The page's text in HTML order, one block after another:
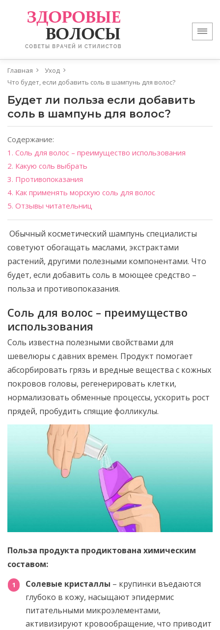
Главная
Уход
Что будет, если добавить соль в шампунь для волос?
Будет ли польза если добавить
соль в шампунь для волос?
Содержание:
1. Соль для волос – преимущество использования
2. Какую соль выбрать
3. Противопоказания
4. Как применять морскую соль для волос
5. Отзывы читательниц
Обычный косметический шампунь специалисты
советуют обогащать маслами, экстрактами
растений, другими полезными компонентами. Что
будет, если добавить соль в моющее средство –
польза и противопоказания.
Соль для волос – преимущество
использования
Соль известна полезными свойствами для
шевелюры с давних времен. Продукт помогает
абсорбировать грязь и вредные вещества с кожных
покровов головы, регенерировать клетки,
нормализовать обменные процессы, ускорить рост
прядей, пробудить спящие фолликулы.
Польза продукта продиктована химическим
составом:
Солевые кристаллы – крупинки въедаются
глубоко в кожу, насыщают эпидермис
питательными микроэлементами,
активизируют кровообращение, что приводит